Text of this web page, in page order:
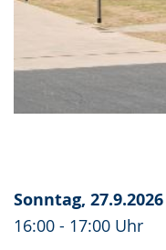
Sonntag, 27.9.2026
16:00 - 17:00 Uhr